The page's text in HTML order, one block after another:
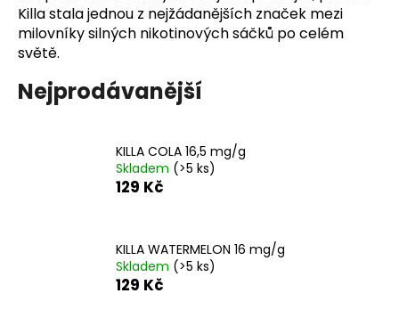
Killa stala jednou z nejžádanějších značek mezi
milovníky silných nikotinových sáčků po celém
světě.
Nejprodávanější
KILLA COLA 16,5 mg/g
Skladem (>5 ks)
129 Kč
KILLA WATERMELON 16 mg/g
Skladem (>5 ks)
129 Kč
t
?